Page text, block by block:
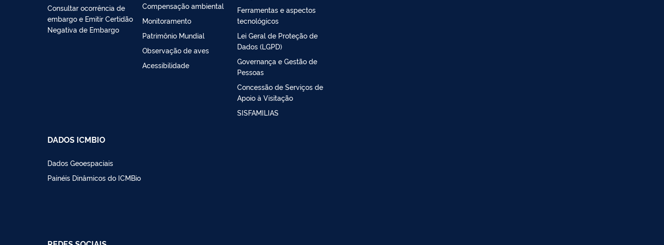
Consultar ocorrência de
embargo e Emitir Certidão
Negativa de Embargo
Compensação ambiental
Monitoramento
Patrimônio Mundial
Observação de aves
Acessibilidade
Ferramentas e aspectos
tecnológicos
Lei Geral de Proteção de
Dados (LGPD)
Governança e Gestão de
Pessoas
Concessão de Serviços de
Apoio à Visitação
SISFAMILIAS
DADOS ICMBIO
Dados Geoespaciais
Painéis Dinâmicos do ICMBio